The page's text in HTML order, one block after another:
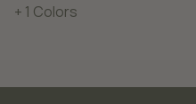
+ 1 Colors